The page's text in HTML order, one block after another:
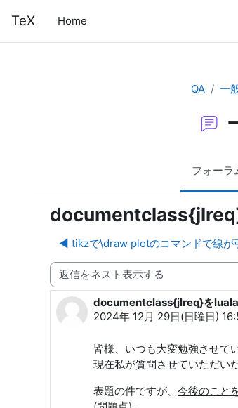
TeX Home
QA 一
フォーラ
◀︎ tikzで\draw plotのコマンドで線が
表示モード
documentclass{jlreq}を
2024年 12月 29日(日曜日)
返信数: 8
皆様、いつも大変勉強させて
現在私が質問させていただい
表題の件ですが、 今後のこと